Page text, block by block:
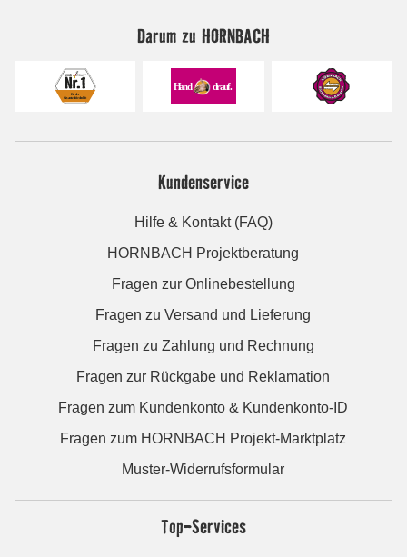
Darum zu HORNBACH
Kundenservice
Hilfe & Kontakt (FAQ)
HORNBACH Projektberatung
Fragen zur Onlinebestellung
Fragen zu Versand und Lieferung
Fragen zu Zahlung und Rechnung
Fragen zur Rückgabe und Reklamation
Fragen zum Kundenkonto & Kundenkonto-ID
Fragen zum HORNBACH Projekt-Marktplatz
Muster-Widerrufsformular
Top-Services